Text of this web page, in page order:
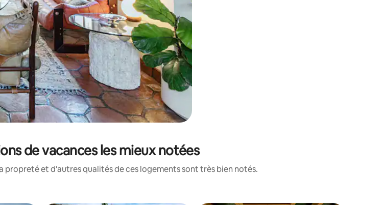
de vacances les mieux notées
propreté et d'autres qualités de ces logements sont très bien notés.